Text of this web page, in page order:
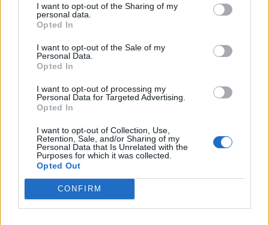
I want to opt-out of the Sharing of my
personal data.
Opted In
I want to opt-out of the Sale of my
Personal Data.
Opted In
I want to opt-out of processing my
Personal Data for Targeted Advertising.
Opted In
I want to opt-out of Collection, Use,
Retention, Sale, and/or Sharing of my
Personal Data that Is Unrelated with the
Purposes for which it was collected.
Opted Out
CONFIRM
Άρειος Πάγος- Ε. Μπακέλας: Δεν ανασύρεται από το
αρχείο η υπόθεση των υποκλοπών
07/08/2026 - 14:11 ΕΛΛΑΔΑ
υπογράφουν κοινή αμυντική συμφωνία
07/08/2026 - 13:47
Αναστολή λειτουργίας του αιολικού πάρκου στη
Βοιωτία- Προφυλακίστηκαν οι τρεις
κατηγορούμενοι
Χρηματιστήριο: Στις 2.618,95 μονάδες ο Γενικός
Δείκτης Τιμών, με άνοδο 0,40%